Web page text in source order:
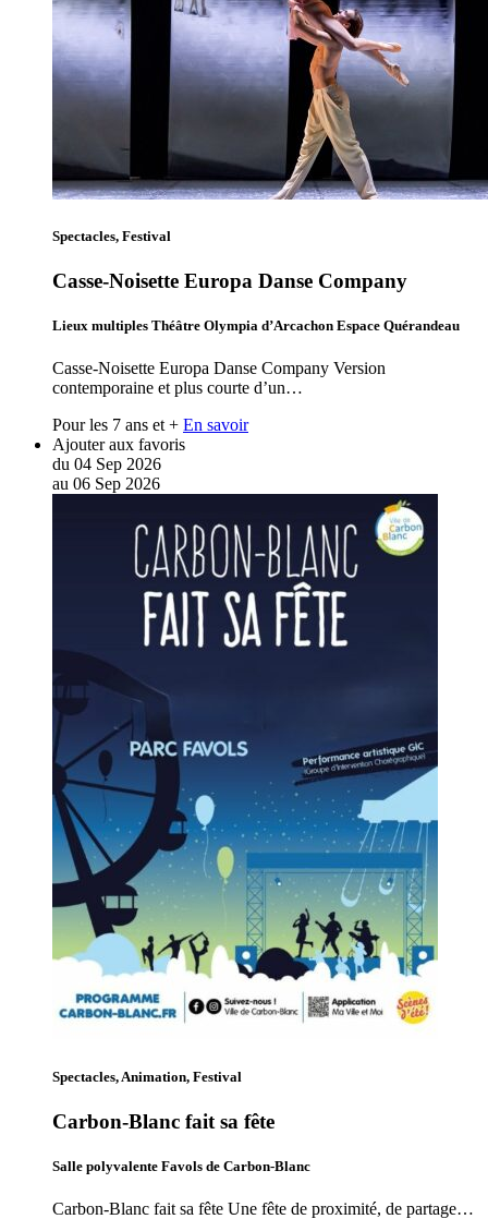
Spectacles, Festival
Casse-Noisette Europa Danse Company
Lieux multiples Théâtre Olympia d’Arcachon Espace Quérandeau
Casse-Noisette Europa Danse Company Version
contemporaine et plus courte d’un…
Pour les 7 ans et + En savoir
Ajouter aux favoris
du 04 Sep 2026
au 06 Sep 2026
Spectacles, Animation, Festival
Carbon-Blanc fait sa fête
Salle polyvalente Favols de Carbon-Blanc
Carbon-Blanc fait sa fête Une fête de proximité, de partage…